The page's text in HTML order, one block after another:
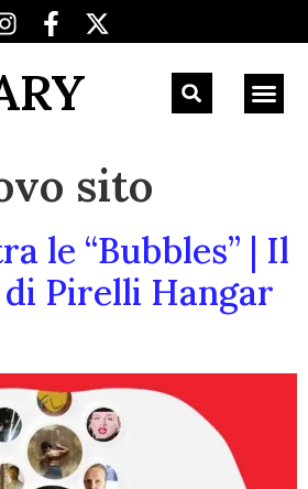
sito
le “Bubbles” | Il
Pirelli Hangar